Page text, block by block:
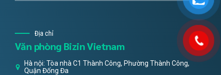
Địa chỉ
Văn phòng Bizin Vietnam
Hà nội: Tòa nhà C1 Thành Công, Phường Thành Công,
Quận Đống Đa